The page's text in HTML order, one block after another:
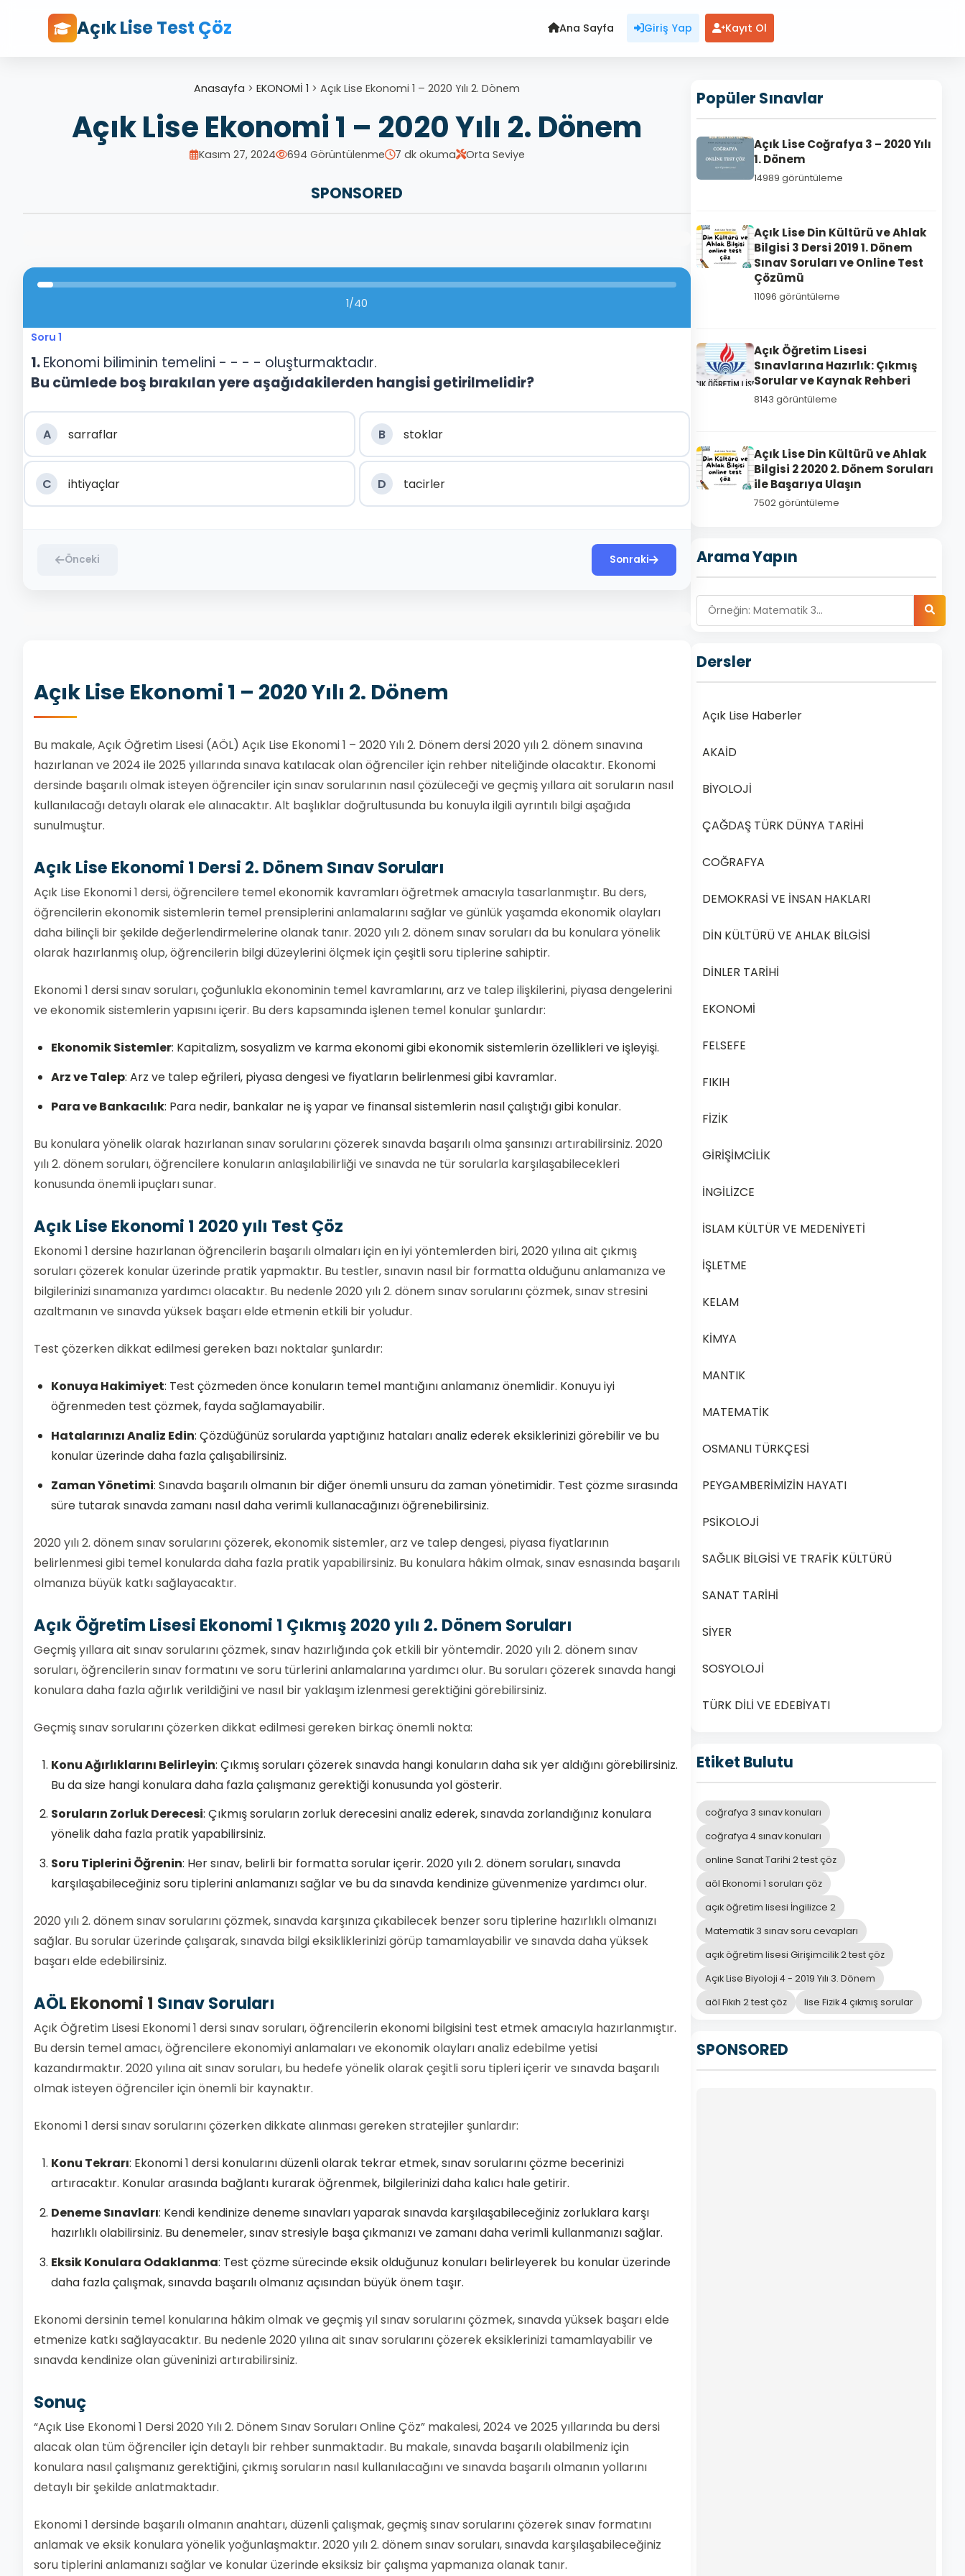
Açık Lise Test Çöz Ana Sayfa Giriş Yap Kayıt Ol
Anasayfa > EKONOMİ 1 > Açık Lise Ekonomi 1 – 2020 Yılı 2. Dönem
Açık Lise Ekonomi 1 – 2020 Yılı 2. Dönem
Kasım 27, 2024 694 Görüntülenme 7 dk okuma Orta Seviye
SPONSORED
1/40
Soru 1
1.Ekonomi biliminin temelini - - - - oluşturmaktadır.
Bu cümlede boş bırakılan yere aşağıdakilerden hangisi getirilmelidir?
A sarraflar B stoklar
C ihtiyaçlar D tacirler
Önceki Sonraki
Açık Lise Ekonomi 1 – 2020 Yılı 2. Dönem
Bu makale, Açık Öğretim Lisesi (AÖL) Açık Lise Ekonomi 1 – 2020 Yılı 2. Dönem dersi 2020 yılı 2. dönem sınavına
hazırlanan ve 2024 ile 2025 yıllarında sınava katılacak olan öğrenciler için rehber niteliğinde olacaktır. Ekonomi
dersinde başarılı olmak isteyen öğrenciler için sınav sorularının nasıl çözüleceği ve geçmiş yıllara ait soruların nasıl
kullanılacağı detaylı olarak ele alınacaktır. Alt başlıklar doğrultusunda bu konuyla ilgili ayrıntılı bilgi aşağıda
sunulmuştur.
Açık Lise Ekonomi 1 Dersi 2. Dönem Sınav Soruları
Açık Lise Ekonomi 1 dersi, öğrencilere temel ekonomik kavramları öğretmek amacıyla tasarlanmıştır. Bu ders,
öğrencilerin ekonomik sistemlerin temel prensiplerini anlamalarını sağlar ve günlük yaşamda ekonomik olayları
daha bilinçli bir şekilde değerlendirmelerine olanak tanır. 2020 yılı 2. dönem sınav soruları da bu konulara yönelik
olarak hazırlanmış olup, öğrencilerin bilgi düzeylerini ölçmek için çeşitli soru tiplerine sahiptir.
Ekonomi 1 dersi sınav soruları, çoğunlukla ekonominin temel kavramlarını, arz ve talep ilişkilerini, piyasa dengelerini
ve ekonomik sistemlerin yapısını içerir. Bu ders kapsamında işlenen temel konular şunlardır:
Ekonomik Sistemler: Kapitalizm, sosyalizm ve karma ekonomi gibi ekonomik sistemlerin özellikleri ve işleyişi.
Arz ve Talep: Arz ve talep eğrileri, piyasa dengesi ve fiyatların belirlenmesi gibi kavramlar.
Para ve Bankacılık: Para nedir, bankalar ne iş yapar ve finansal sistemlerin nasıl çalıştığı gibi konular.
Bu konulara yönelik olarak hazırlanan sınav sorularını çözerek sınavda başarılı olma şansınızı artırabilirsiniz. 2020
yılı 2. dönem soruları, öğrencilere konuların anlaşılabilirliği ve sınavda ne tür sorularla karşılaşabilecekleri
konusunda önemli ipuçları sunar.
Açık Lise Ekonomi 1 2020 yılı Test Çöz
Ekonomi 1 dersine hazırlanan öğrencilerin başarılı olmaları için en iyi yöntemlerden biri, 2020 yılına ait çıkmış
soruları çözerek konular üzerinde pratik yapmaktır. Bu testler, sınavın nasıl bir formatta olduğunu anlamanıza ve
bilgilerinizi sınamanıza yardımcı olacaktır. Bu nedenle 2020 yılı 2. dönem sınav sorularını çözmek, sınav stresini
azaltmanın ve sınavda yüksek başarı elde etmenin etkili bir yoludur.
Test çözerken dikkat edilmesi gereken bazı noktalar şunlardır:
Konuya Hakimiyet: Test çözmeden önce konuların temel mantığını anlamanız önemlidir. Konuyu iyi
öğrenmeden test çözmek, fayda sağlamayabilir.
Hatalarınızı Analiz Edin: Çözdüğünüz sorularda yaptığınız hataları analiz ederek eksiklerinizi görebilir ve bu
konular üzerinde daha fazla çalışabilirsiniz.
Zaman Yönetimi: Sınavda başarılı olmanın bir diğer önemli unsuru da zaman yönetimidir. Test çözme sırasında
süre tutarak sınavda zamanı nasıl daha verimli kullanacağınızı öğrenebilirsiniz.
2020 yılı 2. dönem sınav sorularını çözerek, ekonomik sistemler, arz ve talep dengesi, piyasa fiyatlarının
belirlenmesi gibi temel konularda daha fazla pratik yapabilirsiniz. Bu konulara hâkim olmak, sınav esnasında başarılı
olmanıza büyük katkı sağlayacaktır.
Açık Öğretim Lisesi Ekonomi 1 Çıkmış 2020 yılı 2. Dönem Soruları
Geçmiş yıllara ait sınav sorularını çözmek, sınav hazırlığında çok etkili bir yöntemdir. 2020 yılı 2. dönem sınav
soruları, öğrencilerin sınav formatını ve soru türlerini anlamalarına yardımcı olur. Bu soruları çözerek sınavda hangi
konulara daha fazla ağırlık verildiğini ve nasıl bir yaklaşım izlenmesi gerektiğini görebilirsiniz.
Geçmiş sınav sorularını çözerken dikkat edilmesi gereken birkaç önemli nokta:
Konu Ağırlıklarını Belirleyin: Çıkmış soruları çözerek sınavda hangi konuların daha sık yer aldığını görebilirsiniz.
Bu da size hangi konulara daha fazla çalışmanız gerektiği konusunda yol gösterir.
Soruların Zorluk Derecesi: Çıkmış soruların zorluk derecesini analiz ederek, sınavda zorlandığınız konulara
yönelik daha fazla pratik yapabilirsiniz.
Soru Tiplerini Öğrenin: Her sınav, belirli bir formatta sorular içerir. 2020 yılı 2. dönem soruları, sınavda
karşılaşabileceğiniz soru tiplerini anlamanızı sağlar ve bu da sınavda kendinize güvenmenize yardımcı olur.
2020 yılı 2. dönem sınav sorularını çözmek, sınavda karşınıza çıkabilecek benzer soru tiplerine hazırlıklı olmanızı
sağlar. Bu sorular üzerinde çalışarak, sınavda bilgi eksikliklerinizi görüp tamamlayabilir ve sınavda daha yüksek
başarı elde edebilirsiniz.
AÖL Ekonomi 1 Sınav Soruları
Açık Öğretim Lisesi Ekonomi 1 dersi sınav soruları, öğrencilerin ekonomi bilgisini test etmek amacıyla hazırlanmıştır.
Bu dersin temel amacı, öğrencilere ekonomiyi anlamaları ve ekonomik olayları analiz edebilme yetisi
kazandırmaktır. 2020 yılına ait sınav soruları, bu hedefe yönelik olarak çeşitli soru tipleri içerir ve sınavda başarılı
olmak isteyen öğrenciler için önemli bir kaynaktır.
Ekonomi 1 dersi sınav sorularını çözerken dikkate alınması gereken stratejiler şunlardır:
Konu Tekrarı: Ekonomi 1 dersi konularını düzenli olarak tekrar etmek, sınav sorularını çözme becerinizi
artıracaktır. Konular arasında bağlantı kurarak öğrenmek, bilgilerinizi daha kalıcı hale getirir.
Deneme Sınavları: Kendi kendinize deneme sınavları yaparak sınavda karşılaşabileceğiniz zorluklara karşı
hazırlıklı olabilirsiniz. Bu denemeler, sınav stresiyle başa çıkmanızı ve zamanı daha verimli kullanmanızı sağlar.
Eksik Konulara Odaklanma: Test çözme sürecinde eksik olduğunuz konuları belirleyerek bu konular üzerinde
daha fazla çalışmak, sınavda başarılı olmanız açısından büyük önem taşır.
Ekonomi dersinin temel konularına hâkim olmak ve geçmiş yıl sınav sorularını çözmek, sınavda yüksek başarı elde
etmenize katkı sağlayacaktır. Bu nedenle 2020 yılına ait sınav sorularını çözerek eksiklerinizi tamamlayabilir ve
sınavda kendinize olan güveninizi artırabilirsiniz.
Sonuç
“Açık Lise Ekonomi 1 Dersi 2020 Yılı 2. Dönem Sınav Soruları Online Çöz” makalesi, 2024 ve 2025 yıllarında bu dersi
alacak olan tüm öğrenciler için detaylı bir rehber sunmaktadır. Bu makale, sınavda başarılı olabilmeniz için
konulara nasıl çalışmanız gerektiğini, çıkmış soruların nasıl kullanılacağını ve sınavda başarılı olmanın yollarını
detaylı bir şekilde anlatmaktadır.
Ekonomi 1 dersinde başarılı olmanın anahtarı, düzenli çalışmak, geçmiş sınav sorularını çözerek sınav formatını
anlamak ve eksik konulara yönelik yoğunlaşmaktır. 2020 yılı 2. dönem sınav soruları, sınavda karşılaşabileceğiniz
soru tiplerini anlamanızı sağlar ve konular üzerinde eksiksiz bir çalışma yapmanıza olanak tanır.
Popüler Sınavlar
Açık Lise Coğrafya 3 – 2020 Yılı
1. Dönem
14989 görüntüleme
Açık Lise Din Kültürü ve Ahlak
Bilgisi 3 Dersi 2019 1. Dönem
Sınav Soruları ve Online Test
Çözümü
11096 görüntüleme
Açık Öğretim Lisesi
Sınavlarına Hazırlık: Çıkmış
Sorular ve Kaynak Rehberi
8143 görüntüleme
Açık Lise Din Kültürü ve Ahlak
Bilgisi 2 2020 2. Dönem Soruları
ile Başarıya Ulaşın
7502 görüntüleme
Arama Yapın
Dersler
Açık Lise Haberler
AKAİD
BİYOLOJİ
ÇAĞDAŞ TÜRK DÜNYA TARİHİ
COĞRAFYA
DEMOKRASİ VE İNSAN HAKLARI
DİN KÜLTÜRÜ VE AHLAK BİLGİSİ
DİNLER TARİHİ
EKONOMİ
FELSEFE
FIKIH
FİZİK
GİRİŞİMCİLİK
İNGİLİZCE
İSLAM KÜLTÜR VE MEDENİYETİ
İŞLETME
KELAM
KİMYA
MANTIK
MATEMATİK
OSMANLI TÜRKÇESİ
PEYGAMBERİMİZİN HAYATI
PSİKOLOJİ
SAĞLIK BİLGİSİ VE TRAFİK KÜLTÜRÜ
SANAT TARİHİ
SİYER
SOSYOLOJİ
TÜRK DİLİ VE EDEBİYATI
Etiket Bulutu
coğrafya 3 sınav konuları
coğrafya 4 sınav konuları
online Sanat Tarihi 2 test çöz
aöl Ekonomi 1 soruları çöz
açık öğretim lisesi İngilizce 2
Matematik 3 sınav soru cevapları
açık öğretim lisesi Girişimcilik 2 test çöz
Açık Lise Biyoloji 4 - 2019 Yılı 3. Dönem
aöl Fıkıh 2 test çöz
lise Fizik 4 çıkmış sorular
SPONSORED